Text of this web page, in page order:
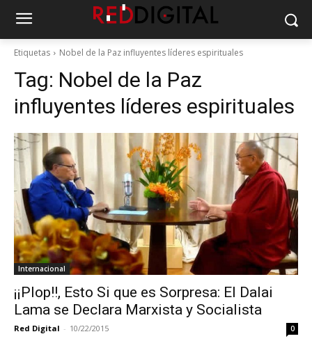
Etiquetas Nobel de la Paz influyentes líderes espirituales
Tag: Nobel de la Paz
influyentes líderes espirituales
Internacional
¡¡Plop!!, Esto Si que es Sorpresa: El Dalai
Lama se Declara Marxista y Socialista
Red Digital - 10/22/2015 0